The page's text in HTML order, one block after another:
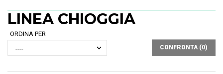
LINEA CHIOGGIA
ORDINA PER
CONFRONTA (0)